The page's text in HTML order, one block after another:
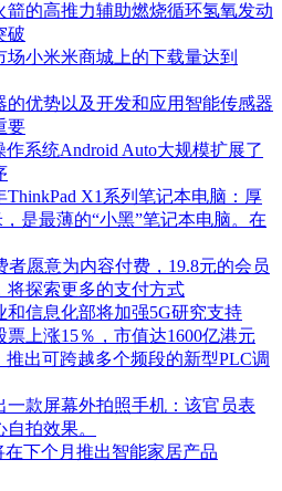
箭的高推力辅助燃烧循环氢氧发动
破
场小米米商城上的下载量达到
的优势以及开发和应用智能传感器
要
作系统Android Auto大规模扩展了
ThinkPad X1系列笔记本电脑：厚
是最薄的“小黑”笔记本电脑。在
者愿意为内容付费，19.8元的会员
将探索更多的支付方式
和信息化部将加强5G研究支持
上涨15％，市值达1600亿港元
出可跨越多个频段的新型PLC调
一款屏幕外拍照手机：该官员表
拍效果。
在下个月推出智能家居产品